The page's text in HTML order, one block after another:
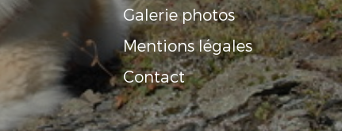
Galerie photos
Mentions légales
Contact